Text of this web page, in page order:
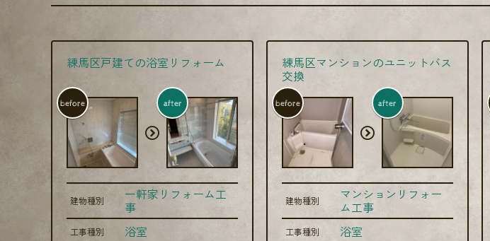
練馬区戸建ての浴室リフォーム
before after
建物種別 一軒家リフォーム工
事
工事種別 浴室
練馬区マンションのユニットバス
交換
before after
建物種別 マンションリフォー
ム工事
工事種別 浴室